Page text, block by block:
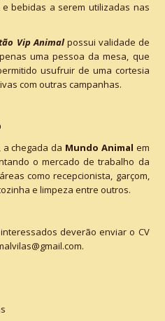
bebidas a serem utilizadas nas
Vip Animalpossui validade de
uma pessoa da mesa, que
usufruir de uma cortesia
com outras campanhas.
chegada da Mundo Animal em
o mercado de trabalho da
como recepcionista, garçom,
e limpeza entre outros.
deverão enviar o CV
.